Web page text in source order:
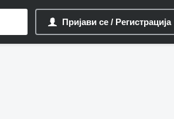
Пријави се / Регистрација